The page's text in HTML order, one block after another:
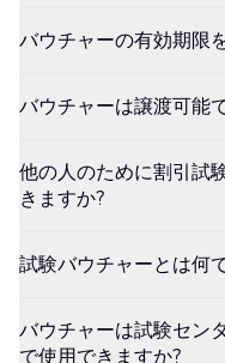
バウチャーの有効期限
バウチャーは譲渡可能
他の人のために割引試
きますか?
試験バウチャーとは何
バウチャーは試験セン
で使用できますか?